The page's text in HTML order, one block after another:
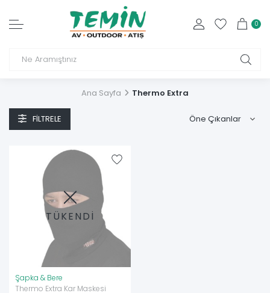
0
Ana Sayfa Thermo Extra
FILTRELE
TÜKENDİ
Şapka & Bere
Thermo Extra Kar Maskesi